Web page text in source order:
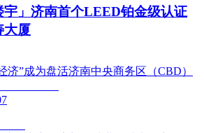
宇」济南首个LEED铂金级认证
厦
济”成为盘活济南中央商务区（CBD）